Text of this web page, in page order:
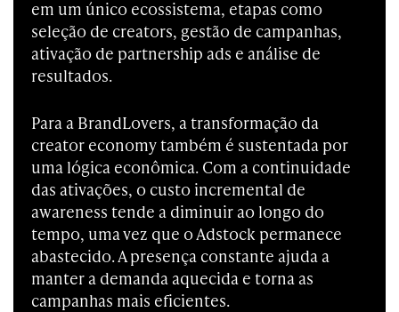
em um único ecossistema, etapas como
seleção de creators, gestão de campanhas,
ativação de partnership ads e análise de
resultados.
Para a BrandLovers, a transformação da
creator economy também é sustentada por
uma lógica econômica. Com a continuidade
das ativações, o custo incremental de
awareness tende a diminuir ao longo do
tempo, uma vez que o Adstock permanece
abastecido. A presença constante ajuda a
manter a demanda aquecida e torna as
campanhas mais eficientes.